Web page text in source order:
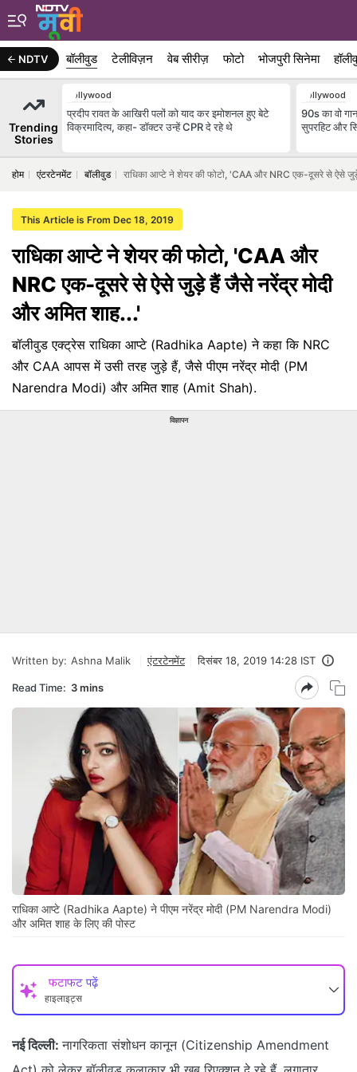
NDTV बॉलीवुड टेलीविज़न वेब सीरीज़ फोटो भोजपुरी सिनेमा
Trending
Stories
Bollywood
प्रदीप रावत के आखिरी पलों को याद कर इमोशनल हुए बेटे
विक्रमादित्य, कहा- डॉक्टर उन्हें CPR दे रहे थे
Bollywood
90s का वो
सुपरहिट और
होम एंटरटेनमेंट बॉलीवुड राधिका आप्टे ने शेयर की फोटो, 'CAA और NRC एक-दूसरे से ऐसे
This Article is From Dec 18, 2019
राधिका आप्टे ने शेयर की फोटो, 'CAA और
NRC एक-दूसरे से ऐसे जुड़े हैं जैसे नरेंद्र मोदी
और अमित शाह...'
बॉलीवुड एक्ट्रेस राधिका आप्टे (Radhika Aapte) ने कहा कि NRC
और CAA आपस में उसी तरह जुड़े हैं, जैसे पीएम नरेंद्र मोदी (PM
Narendra Modi) और अमित शाह (Amit Shah).
विज्ञापन
Written by: Ashna Malik एंटरटेनमेंट दिसंबर 18, 2019 14:28 IST
Read Time: 3 mins
राधिका आप्टे (Radhika Aapte) ने पीएम नरेंद्र मोदी (PM Narendra Modi)
और अमित शाह के लिए की पोस्ट
फटाफट पढ़ें
हाइलाइट्स
नई दिल्‍ली: नागरिकता संशोधन कानून (Citizenship Amendment